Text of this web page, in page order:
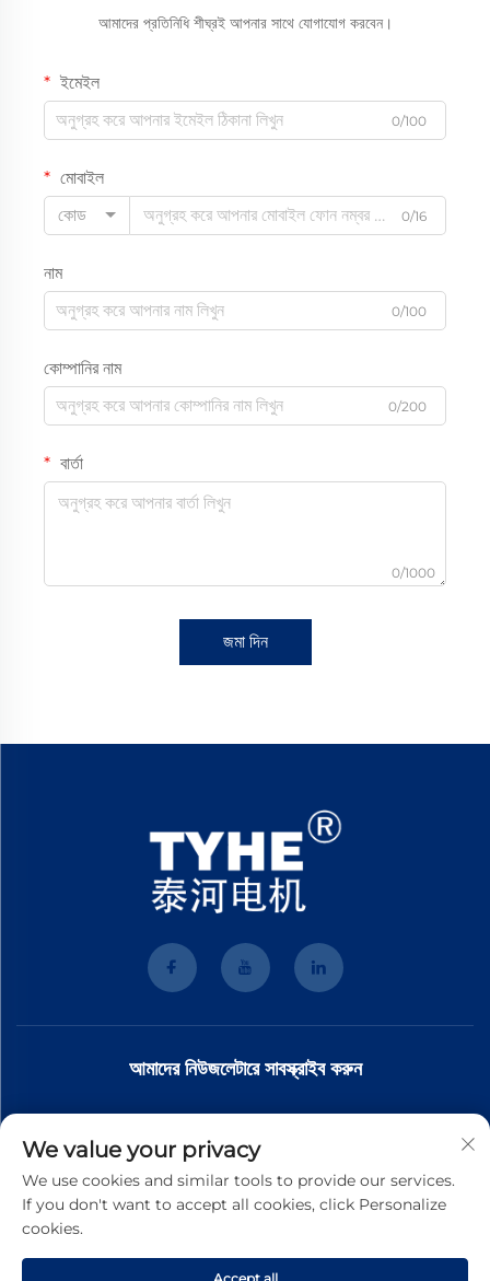
আমাদের প্রতিনিধি শীঘ্রই আপনার সাথে যোগাযোগ করবেন।
ইমেইল
0/100
মোবাইল
কোড
0/16
নাম
0/100
কোম্পানির নাম
0/200
বার্তা
0/1000
জমা দিন
আমাদের নিউজলেটারে সাবস্ক্রাইব করুন
সাবস্ক্রাইব করুন
We value your privacy
We use cookies and similar tools to provide our services.
If you don't want to accept all cookies, click Personalize
cookies.